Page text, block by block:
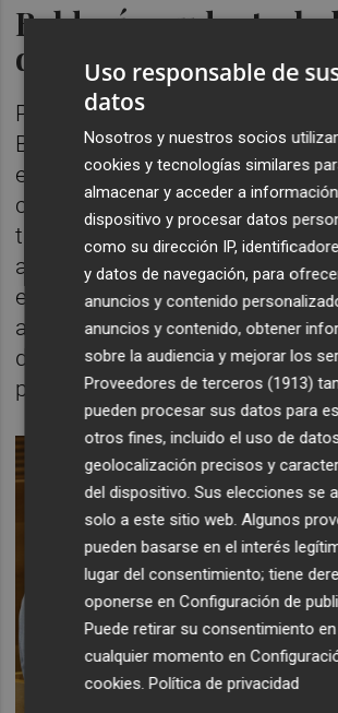
Baldoví, prudente,
después del acto
Paradójicamente, más distante
Baldoví al ser preguntado por el
en el que participa, en este
compañera de partido y parte
ticket electoral. Así, el síndic de
aseguró que acudirá pero,
esta cita había causado
algunos de sus compañeros,
después del evento: "Los
película normalmente no me
Uso responsable de
datos
Nosotros y nuestros socios
cookies y tecnologías similares
almacenar y acceder a
dispositivo y procesar datos
como su dirección IP,
y datos de navegación, para
anuncios y contenido
anuncios y contenido, obtener
sobre la audiencia y mejorar los
Proveedores de terceros (1913)
pueden procesar sus datos para
otros fines, incluido el uso de
geolocalización precisos y
del dispositivo. Sus elecciones se
solo a este sitio web. Algunos
pueden basarse en el interés
lugar del consentimiento; tiene
oponerse enConfiguración de
Puede retirar su consentimiento en
cualquier momento en
cookies .Política de privacidad